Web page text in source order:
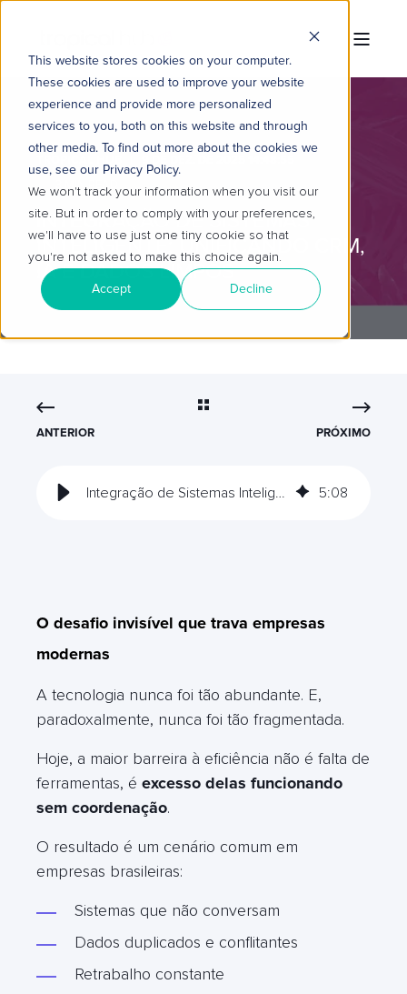
This website stores cookies on your computer.
These cookies are used to improve your website
experience and provide more personalized
services to you, both on this website and through
other media. To find out more about the cookies we
use, see our Privacy Policy.
We won't track your information when you visit our
site. But in order to comply with your preferences,
we'll have to use just one tiny cookie so that
you're not asked to make this choice again.
Accept Decline
3 MIN READ
INTEGRAÇÃO DE SISTEMAS
INTELIGENTE: UNIFICANDO CRM,
IA E DADOS LIMPOS
ANTERIOR PRÓXIMO
Integração de Sistemas Inteligente: unificando CRM, IA e dados limpos 5:08
O desafio invisível que trava empresas
modernas
A tecnologia nunca foi tão abundante. E,
paradoxalmente, nunca foi tão fragmentada.
Hoje, a maior barreira à eficiência não é falta de
ferramentas, é excesso delas funcionando
sem coordenação.
O resultado é um cenário comum em
empresas brasileiras:
Sistemas que não conversam
Dados duplicados e conflitantes
Retrabalho constante